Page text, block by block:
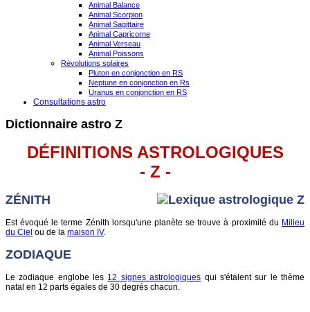
Animal Balance
Animal Scorpion
Animal Sagittaire
Animal Capricorne
Animal Verseau
Animal Poissons
Révolutions solaires
Pluton en conjonction en RS
Neptune en conjonction en Rs
Uranus en conjonction en RS
Consultations astro
Dictionnaire astro Z
DÉFINITIONS ASTROLOGIQUES
- Z -
ZÉNITH
Est évoqué le terme Zénith lorsqu'une planète se trouve à proximité du Milieu
du Ciel ou de la maison IV.
ZODIAQUE
Le zodiaque englobe les 12 signes astrologiques qui s'étalent sur le thème
natal en 12 parts égales de 30 degrés chacun.